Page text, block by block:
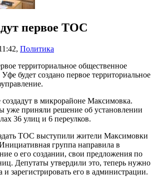
первое ТОС
, Политика
территориальное общественное
будет создано первое территориальное
в микрорайоне Максимовка.
уже приняли решение об установлении
36 улиц и 6 переулков.
ТОС выступили жители Максимовки
группа направила в
о его создании, свои предложения по
Депутаты утвердили это, теперь нужно
и зарегистрировать его в администрации.